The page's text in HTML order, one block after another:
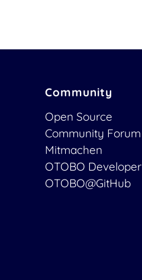
Community
Open Source
Community Forum
Mitmachen
OTOBO Developer
OTOBO@GitHub